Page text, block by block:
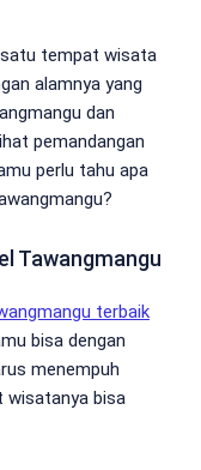
satu tempat wisata
alamnya yang
dan
pemandangan
perlu tahu apa
Tawangmangu
terbaik
bisa dengan
menempuh
wisatanya bisa